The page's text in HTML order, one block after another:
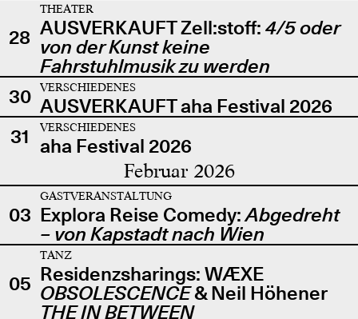
28
THEATER
AUSVERKAUFT Zell:stoff: 4/5 oder
von der Kunst keine
Fahrstuhlmusik zu werden
30
VERSCHIEDENES
AUSVERKAUFT aha Festival 2026
31
VERSCHIEDENES
aha Festival 2026
Februar 2026
03
GASTVERANSTALTUNG
Explora Reise Comedy:Abgedreht
– von Kapstadt nach Wien
05
TANZ
Residenzsharings: WÆXE
OBSOLESCENCE& Neil Höhener
THE IN BETWEEN